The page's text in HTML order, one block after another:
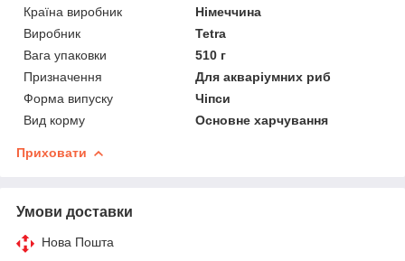
Країна виробник
Німеччина
Виробник
Tetra
Вага упаковки
510 г
Призначення
Для акваріумних риб
Форма випуску
Чіпси
Вид корму
Основне харчування
Приховати
Умови доставки
Нова Пошта